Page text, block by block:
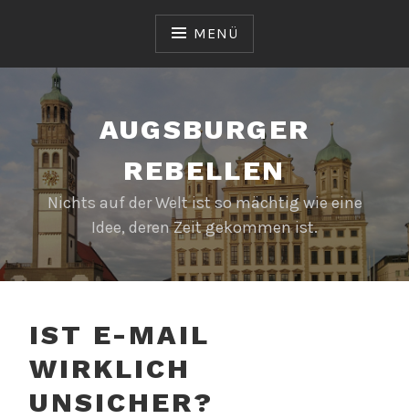
MENÜ
AUGSBURGER
REBELLEN
Nichts auf der Welt ist so mächtig wie eine
Idee, deren Zeit gekommen ist.
IST E-MAIL
WIRKLICH
UNSICHER?